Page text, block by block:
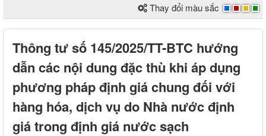
Thay đổi màu sắc
Thông tư số 145/2025/TT-BTC hướng
dẫn các nội dung đặc thù khi áp dụng
phương pháp định giá chung đối với
hàng hóa, dịch vụ do Nhà nước định
giá trong định giá nước sạch